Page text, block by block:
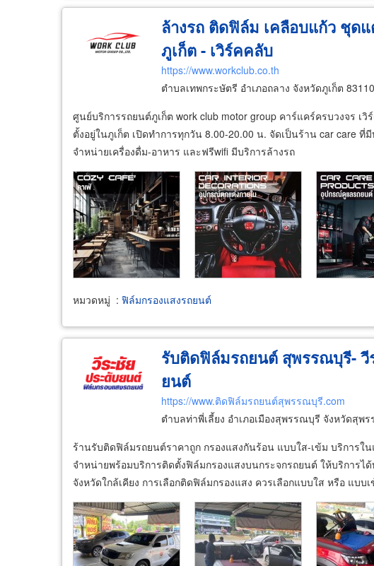
ล้างรถ ติดฟิล์ม เคลือบแก้ว ชุด
ภูเก็ต - เวิร์คคลับ
https://www.workclub.co.th
ตำบลเทพกระษัตรี อำเภอถลาง จังหวัดภูเก็ต 83110
ศูนย์บริการรถยนต์ภูเก็ต work club motor group คาร์แคร์ครบวงจร
ตั้งอยู่ในภูเก็ต เปิดทำการทุกวัน 8.00-20.00 น. จัดเป็นร้าน car care ที่
จำหน่ายเครื่องดื่ม-อาหาร และฟรีwifi มีบริการล้างรถ
หมวดหมู่ : ฟิล์มกรองแสงรถยนต์
รับติดฟิล์มรถยนต์ สุพรรณบุรี- วี
ยนต์
https://www.ติดฟิล์มรถยนต์สุพรรณบุรี.com
ตำบลท่าพี่เลี้ยง อำเภอเมืองสุพรรณบุรี จังหวัดสุพ
ร้านรับติดฟิล์มรถยนต์ราคาถูก กรองแสงกันร้อน แบบใส-เข้ม บริการ
จำหน่ายพร้อมบริการติดตั้งฟิล์มกรองแสงบนกระจกรถยนต์ ให้บริการ
จังหวัดใกล้เคียง การเลือกติดฟิล์มกรองแสง ควรเลือกแบบใส หรือ แบบ